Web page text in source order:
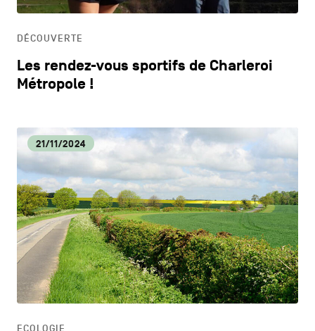
HORECA
LIFESTYLE
DÉCOUVERTE
Les rendez-vous sportifs de Charleroi
Métropole !
21/11/2024
ECOLOGIE